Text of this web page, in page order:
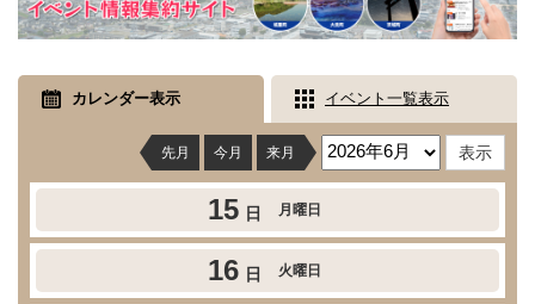
カレンダー表示 イベント一覧表示
先月 今月 来月
15 日 月曜日
16 日 火曜日